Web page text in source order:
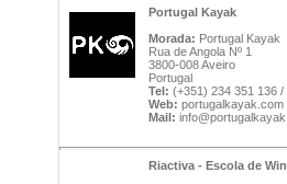
Portugal Kayak
Morada: Portugal Kayak
Rua de Angola Nº 1
3800-008 Aveiro
Portugal
Tel: (+351) 234 351 136
Web: portugalkayak.com
Mail:
Riactiva - Escola de